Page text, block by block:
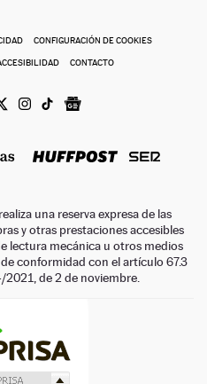
CONFIGURACIÓN DE COOKIES
CONTACTO
realiza una reserva expresa de las
y otras prestaciones accesibles
lectura mecánica u otros medios
conformidad con el artículo 67.3
de 2 de noviembre.